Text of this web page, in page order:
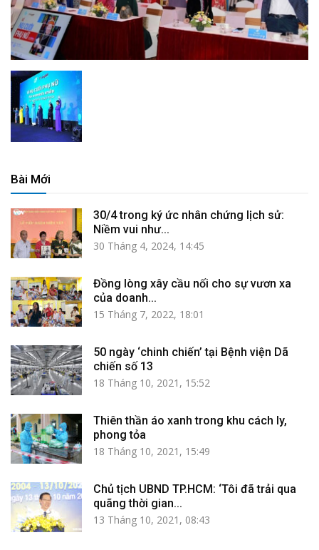
Bài Mới
30/4 trong ký ức nhân chứng lịch sử:
Niềm vui như...
30 Tháng 4, 2024, 14:45
Đồng lòng xây cầu nối cho sự vươn xa
của doanh...
15 Tháng 7, 2022, 18:01
50 ngày ‘chinh chiến’ tại Bệnh viện Dã
chiến số 13
18 Tháng 10, 2021, 15:52
Thiên thần áo xanh trong khu cách ly,
phong tỏa
18 Tháng 10, 2021, 15:49
Chủ tịch UBND TP.HCM: ‘Tôi đã trải qua
quãng thời gian...
13 Tháng 10, 2021, 08:43